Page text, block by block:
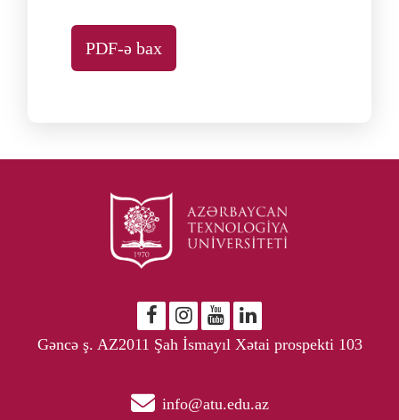
PDF-ə bax
Gəncə ş. AZ2011 Şah İsmayıl Xətai prospekti 103
info@atu.edu.az